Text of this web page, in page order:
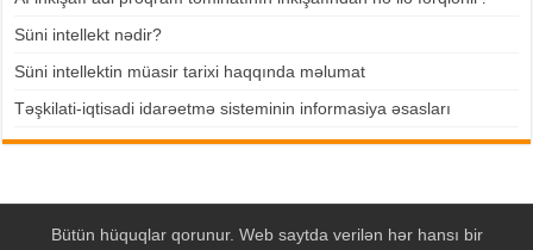
Süni intellekt nədir?
Süni intellektin müasir tarixi haqqında məlumat
Təşkilati-iqtisadi idarəetmə sisteminin informasiya əsasları
Bütün hüquqlar qorunur. Web saytda verilən hər hansı bir